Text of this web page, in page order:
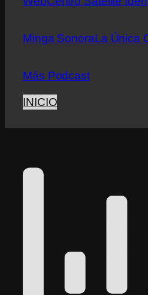
Minga SonoraLa Única
Más Podcast
INICIO